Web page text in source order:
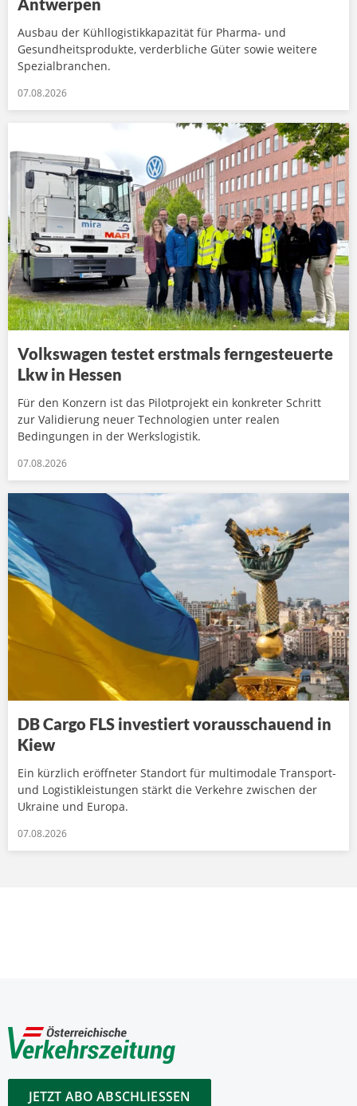
Antwerpen
Ausbau der Kühllogistikkapazität für Pharma- und
Gesundheitsprodukte, verderbliche Güter sowie weitere
Spezialbranchen.
07.08.2026
Volkswagen testet erstmals ferngesteuerte
Lkw in Hessen
Für den Konzern ist das Pilotprojekt ein konkreter Schritt
zur Validierung neuer Technologien unter realen
Bedingungen in der Werkslogistik.
07.08.2026
DB Cargo FLS investiert vorausschauend in
Kiew
Ein kürzlich eröffneter Standort für multimodale Transport-
und Logistikleistungen stärkt die Verkehre zwischen der
Ukraine und Europa.
07.08.2026
JETZT ABO ABSCHLIESSEN